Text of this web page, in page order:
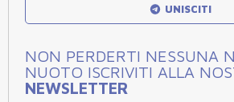
UNISCITI
NON PERDERTI NESSUNA
NUOTO ISCRIVITI ALLA
NEWSLETTER